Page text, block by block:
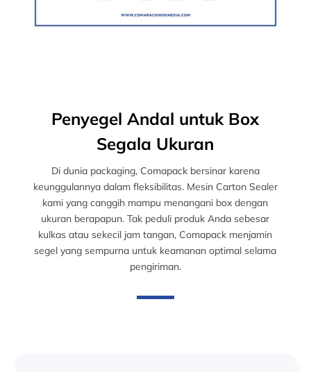
Penyegel Andal untuk Box
Segala Ukuran
Di dunia packaging, Comapack bersinar karena
keunggulannya dalam fleksibilitas. Mesin Carton Sealer
kami yang canggih mampu menangani box dengan
ukuran berapapun. Tak peduli produk Anda sebesar
kulkas atau sekecil jam tangan, Comapack menjamin
segel yang sempurna untuk keamanan optimal selama
pengiriman.